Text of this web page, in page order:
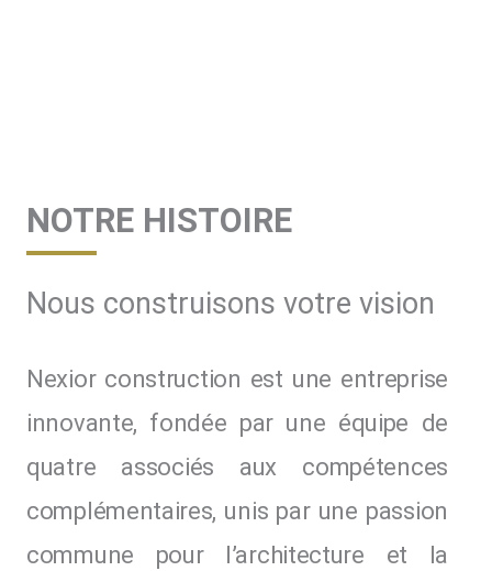
NOTRE HISTOIRE
Nous construisons votre vision
Nexior construction est une entreprise
innovante, fondée par une équipe de
quatre associés aux compétences
complémentaires, unis par une passion
commune pour l’architecture et la